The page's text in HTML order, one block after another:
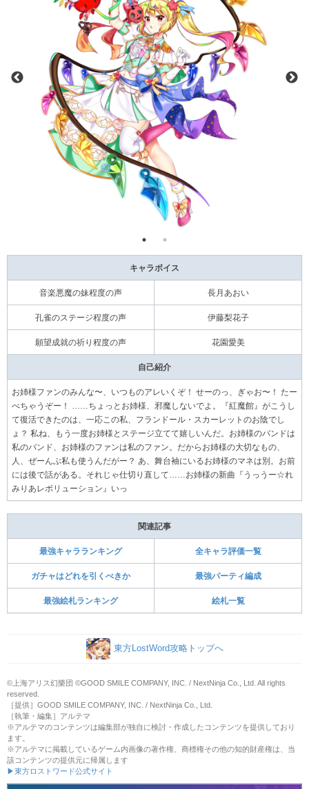
キャラボイス
音楽悪魔の妹程度の声 長月あおい
孔雀のステージ程度の声 伊藤梨花子
願望成就の祈り程度の声 花園愛美
自己紹介
お姉様ファンのみんな〜、いつものアレいくぞ！ せーのっ、ぎゃお〜！ たー
べちゃうぞー！ ……ちょっとお姉様、邪魔しないでよ。『紅魔館』がこうし
て復活できたのは、一応この私、フランドール・スカーレットのお陰でし
ょ？ 私ね、もう一度お姉様とステージ立てて嬉しいんだ。お姉様のバンドは
私のバンド、お姉様のファンは私のファン。だからお姉様の大切なもの、
人、ぜーんぶ私も使うんだがー？ あ、舞台袖にいるお姉様のマネは別。お前
には後で話がある。それじゃ仕切り直して……お姉様の新曲『うっうー☆れ
みりあレボリューション』いっ
関連記事
最強キャラランキング 全キャラ評価一覧
ガチャはどれを引くべきか 最強パーティ編成
最強絵札ランキング 絵札一覧
東方LostWord攻略トップへ
©上海アリス幻樂団 ©GOOD SMILE COMPANY, INC. / NextNinja Co., Ltd. All rights
reserved.
［提供］GOOD SMILE COMPANY, INC. / NextNinja Co., Ltd.
［執筆・編集］アルテマ
※アルテマのコンテンツは編集部が独自に検討・作成したコンテンツを提供しており
ます。
※アルテマに掲載しているゲーム内画像の著作権、商標権その他の知的財産権は、当
該コンテンツの提供元に帰属します
▶東方ロストワード公式サイト